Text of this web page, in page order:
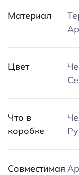
Материал
Цвет
Что в
коробке
Совместимая